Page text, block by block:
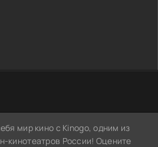
мир кино с Kinogo, одним из
кинотеатров России! Оцените